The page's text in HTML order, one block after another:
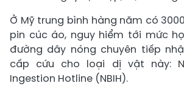
Ở Mỹ trung bình hàng năm có
pin cúc áo, nguy hiểm tới mức
đường dây nóng chuyên tiếp
cấp cứu cho loại dị vật này:
Ingestion Hotline (NBIH).